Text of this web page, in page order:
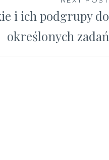
i ich podgrupy do
określonych zadań